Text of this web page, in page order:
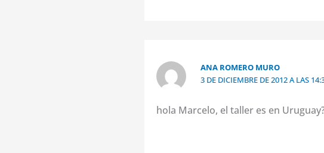
ANA ROMERO MURO
3 DE DICIEMBRE DE 2012 A LAS
hola Marcelo, el taller es en